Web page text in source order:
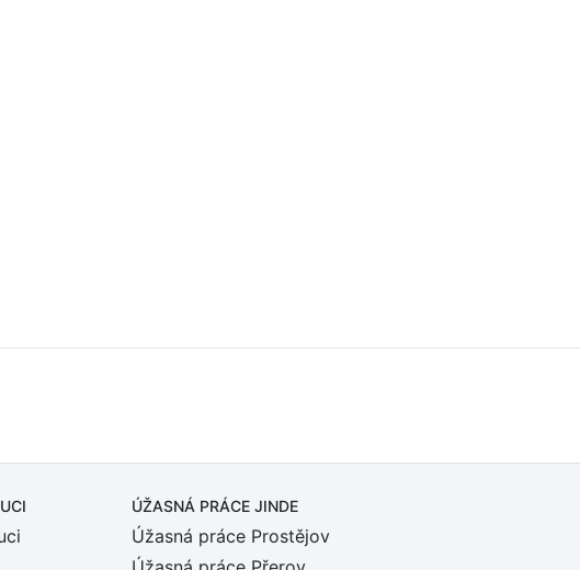
ÚŽASNÁ PRÁCE JINDE
Úžasná práce Prostějov